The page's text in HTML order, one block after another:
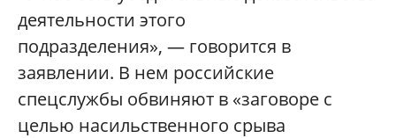
деятельности этого
подразделения», — говорится в
заявлении. В нем российские
спецслужбы обвиняют в «заговоре с
целью насильственного срыва